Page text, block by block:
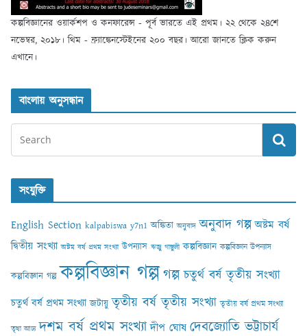
কল্পবিজ্ঞানের ওয়ার্কশপ ও কনফারেন্স - পূর্ব ভারতে এই প্রথম। ২২ থেকে ২৪শে
নভেম্বর, ২০১৮। থিম - ফ্র্যাঙ্কেনস্টেইনের ২০০ বছর। আরো জানতে ক্লিক করুন
এখানে।
বাংলায় অনুসন্ধান
সংযুক্তি
English Section kalpabiswa y7n1 অঙ্কিতা অনুবাদ অনুবাদ গল্প অষ্টম বর্ষ
দ্বিতীয় সংখ্যা অষ্টম বর্ষ প্রথম সংখ্যা উপন্যাস ঋজু গাঙ্গুলী কল্পবিজ্ঞান কল্পবিজ্ঞান উপন্যাস
কল্পবিজ্ঞান গল্প কল্পবিজ্ঞান গল্পগল্প চতুর্থ বর্ষ তৃতীয় সংখ্যা
চতুর্থ বর্ষ প্রথম সংখ্যা জটায়ু তৃতীয় বর্ষ তৃতীয় সংখ্যা তৃতীয় বর্ষ প্রথম সংখ্যা
তৃষা আঢ‍্য দশম বর্ষ প্রথম সংখ্যা দীপ ঘোষ দেবজ্যোতি ভট্টাচার্য